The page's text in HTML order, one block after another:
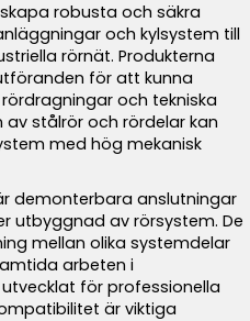
robusta och säkra
och kylsystem till
rörnät. Produkterna
för att kunna
och tekniska
stålrör och rördelar kan
med hög mekanisk
demonterbara anslutningar
utbyggnad av rörsystem. De
mellan olika systemdelar
arbeten i
för professionella
är viktiga